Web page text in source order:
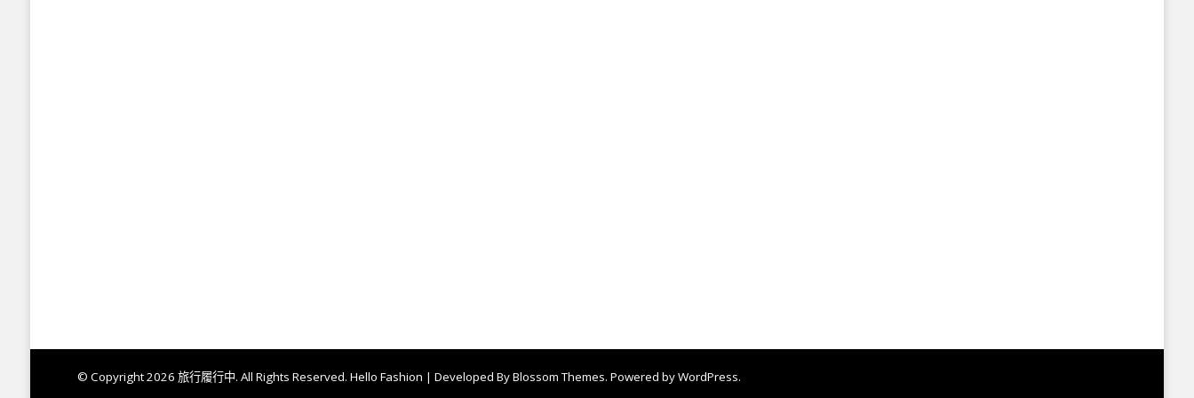
© Copyright 2026 旅行履行中. All Rights Reserved. Hello Fashion | Developed ByBlossom Themes. Powered byWordPress.